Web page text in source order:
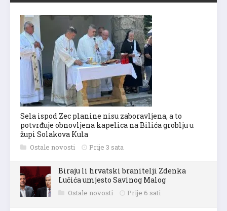
Sela ispod Zec planine nisu zaboravljena, a to
potvrđuje obnovljena kapelica na Bilića groblju u
župi Solakova Kula
Ostale novosti Prije 3 sata
Biraju li hrvatski branitelji Zdenka
Lučića umjesto Savinog Malog
Ostale novosti Prije 6 sati